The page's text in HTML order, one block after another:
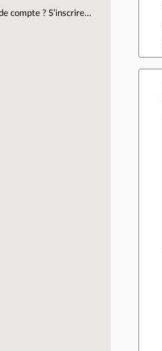
compte ? S’inscrire…